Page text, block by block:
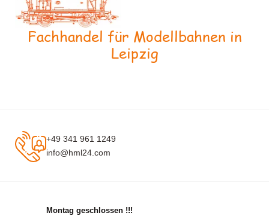
Fachhandel für Modellbahnen in
Leipzig
+49 341 961 1249
info@hml24.com
Montag geschlossen !!!